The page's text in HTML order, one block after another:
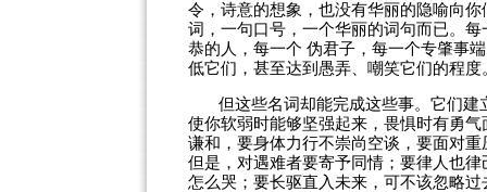
令，诗意的想象，也没有华丽的隐喻向
词，一句口号，一个华丽的词句而已。
恭的人，每一个 伪君子，每一个专肇事
低它们，甚至达到愚弄、嘲笑它们的程度
但这些名词却能完成这些事。它们
使你软弱时能够坚强起来，畏惧时有勇
谦和，要身体力行不崇尚空谈，要面对
但是，对遇难者要寄予同情；要律人也
怎么哭；要长驱直入未来，可不该忽略